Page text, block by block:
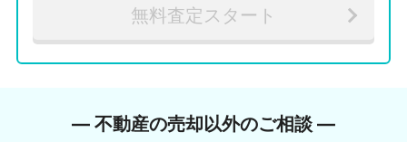
無料査定スタート
― 不動産の売却以外のご相談 ―